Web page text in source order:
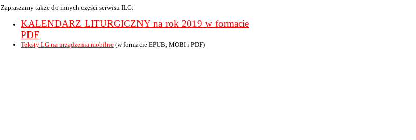
Zapraszamy także do innych części serwisu ILG:
KALENDARZ LITURGICZNY na rok 2019 w formacie
PDF
Teksty LG na urządzenia mobilne (w formacie EPUB, MOBI i PDF)